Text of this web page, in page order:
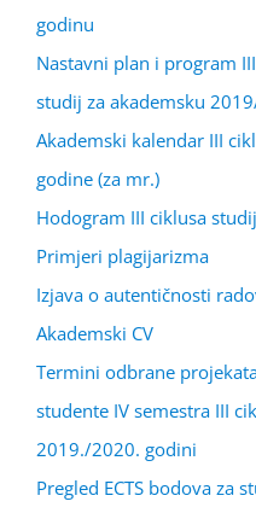
godinu
Nastavni plan i program
studij za akademsku
Akademski kalendar III
godine (za mr.)
Hodogram III ciklusa
Primjeri plagijarizma
Izjava o autentičnosti
Akademski CV
Termini odbrane
studente IV semestra III
2019./2020. godini
Pregled ECTS bodova za